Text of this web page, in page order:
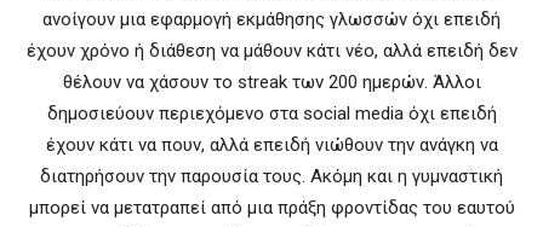
ανοίγουν μια εφαρμογή εκμάθησης γλωσσών όχι επειδή
έχουν χρόνο ή διάθεση να μάθουν κάτι νέο, αλλά επειδή δεν
θέλουν να χάσουν το streak των 200 ημερών. Άλλοι
δημοσιεύουν περιεχόμενο στα social media όχι επειδή
έχουν κάτι να πουν, αλλά επειδή νιώθουν την ανάγκη να
διατηρήσουν την παρουσία τους. Ακόμη και η γυμναστική
μπορεί να μετατραπεί από μια πράξη φροντίδας του εαυτού